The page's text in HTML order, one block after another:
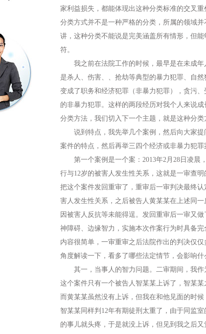
家利益损失，都能体现出这种分类标准的交叉
分类方式并不是一种严格的分类，所属的领域
讲，这种分类不能说是完美涵盖所有情形，但
符。
我之前在法院工作的时候，最早是在未成年
是杀人、伤害、、抢劫等典型的暴力犯罪、自
变成了职务和经济犯罪（非暴力犯罪），贪污
的非暴力犯罪。这样的两段经历对我个人来说
分类方法，我们切入下一个主题，就是这种分
说到特点，我先举几个案例，然后向大家提
案件的特点，然后再举三四个经济或非暴力犯罪
第一个案例是一个案：2013年2月28日凌晨
行与12岁的被害人发生性关系，这就是一审查
把这个案件发回重审了，重审后一审判决最终
害人发生性关系，之后被告人黄某某在上述同
因被害人反抗等未能得逞。发回重审后一审又
神障碍、边缘智力，实施本次作案行为时具备
内容很简单，一审重审之后法院作出的判决仅
角度解读一下，看多了哪些法定情节，会影响什
其一，当事人的智力问题。二审期间，我作
这个案件只有一个被告人智某某上诉了，智某
而黄某某虽然没有上诉，但我在和他见面的时
智某某同样判12年有期徒刑太重了，由于同监
的事儿就头疼，于是就没上诉，但见到我之后